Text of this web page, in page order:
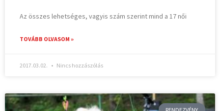
Az összes lehetséges, vagyis szám szerint mind a 17 női
TOVÁBB OLVASOM »
2017.03.02. Nincs hozzászólás